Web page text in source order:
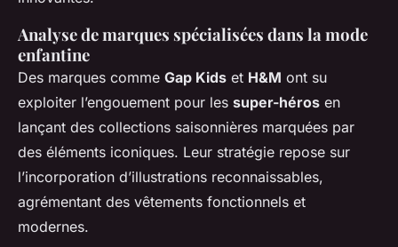
Analyse de marques spécialisées dans la mode
enfantine
Des marques comme Gap Kids et H&M ont su
exploiter l’engouement pour les super-héros en
lançant des collections saisonnières marquées par
des éléments iconiques. Leur stratégie repose sur
l’incorporation d’illustrations reconnaissables,
agrémentant des vêtements fonctionnels et
modernes.